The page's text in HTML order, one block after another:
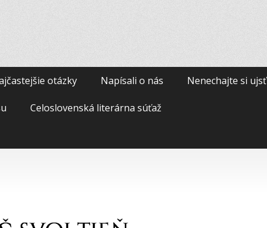
otázky Napísali o nás Nenechajte si ujsť
Celoslovenská literárna súťaž